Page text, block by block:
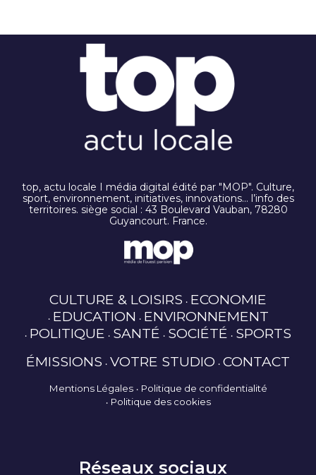
top, actu locale I média digital édité par "MOP". Culture,
sport, environnement, initiatives, innovations… l’info des
territoires. siège social : 43 Boulevard Vauban, 78280
Guyancourt. France.
CULTURE & LOISIRS ECONOMIE
EDUCATION ENVIRONNEMENT
POLITIQUE SANTÉ SOCIÉTÉ SPORTS
ÉMISSIONS VOTRE STUDIO CONTACT
Mentions Légales
Politique de confidentialité
Politique des cookies
Réseaux sociaux